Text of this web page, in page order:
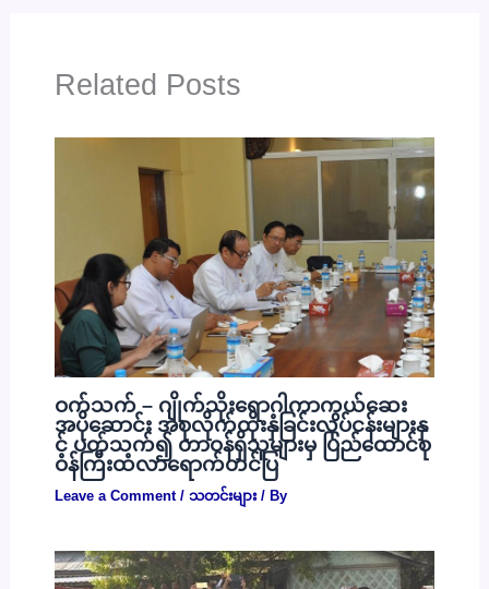
Related Posts
ဝက်သက် – ဂျိုက်သိုးရောဂါကာကွယ်ဆေး
အပိုဆောင်း အစုလိုက်ထိုးနှံခြင်းလုပ်ငန်းများနှ
င့် ပတ်သက်၍ တာဝန်ရှိသူများမှ ပြည်ထောင်စု
ဝန်ကြီးထံလာရောက်တင်ပြ
Leave a Comment / သတင်းများ/ By